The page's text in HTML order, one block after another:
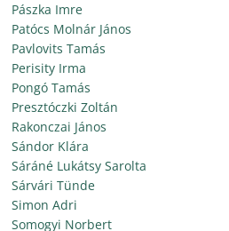
Pászka Imre
Patócs Molnár János
Pavlovits Tamás
Perisity Irma
Pongó Tamás
Presztóczki Zoltán
Rakonczai János
Sándor Klára
Sáráné Lukátsy Sarolta
Sárvári Tünde
Simon Adri
Somogyi Norbert